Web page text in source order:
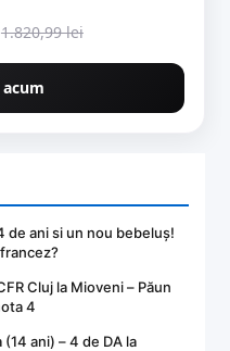
1.820,99 lei
de ani si un nou bebeluș!
Cluj la Mioveni – Păun
4
ani) – 4 de DA la